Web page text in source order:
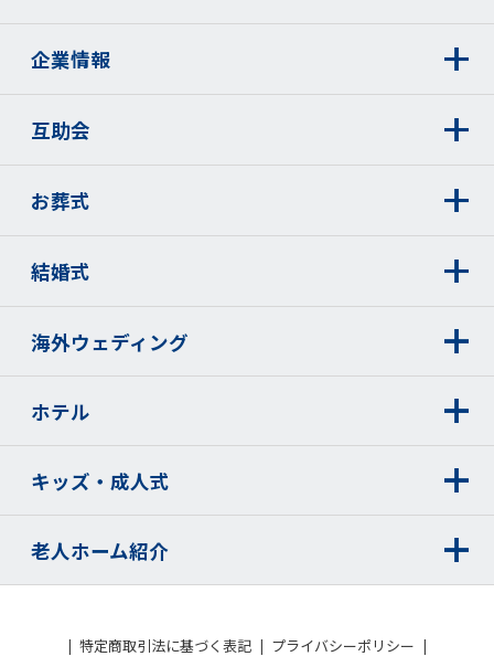
企業情報
互助会
お葬式
結婚式
海外ウェディング
ホテル
キッズ・成人式
老人ホーム紹介
特定商取引法に基づく表記 プライバシーポリシー